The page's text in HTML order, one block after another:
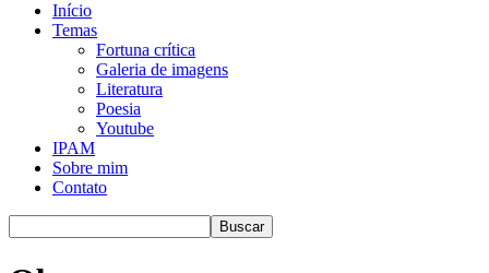
Início
Temas
Fortuna crítica
Galeria de imagens
Literatura
Poesia
Youtube
IPAM
Sobre mim
Contato